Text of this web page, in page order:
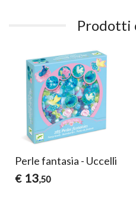
Prodotti
Perle fantasia - Uccelli
€ 13,50